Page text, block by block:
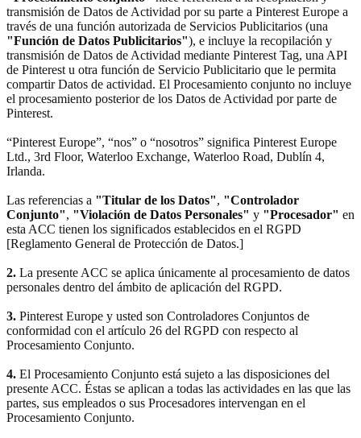
transmisión de Datos de Actividad por su parte a Pinterest Europe a
través de una función autorizada de Servicios Publicitarios (una
"Función de Datos Publicitarios"), e incluye la recopilación y
transmisión de Datos de Actividad mediante Pinterest Tag, una API
de Pinterest u otra función de Servicio Publicitario que le permita
compartir Datos de actividad. El Procesamiento conjunto no incluye
el procesamiento posterior de los Datos de Actividad por parte de
Pinterest.
“Pinterest Europe”, “nos” o “nosotros” significa Pinterest Europe
Ltd., 3rd Floor, Waterloo Exchange, Waterloo Road, Dublín 4,
Irlanda.
Las referencias a "Titular de los Datos", "Controlador
Conjunto", "Violación de Datos Personales" y "Procesador" en
esta ACC tienen los significados establecidos en el RGPD
[Reglamento General de Protección de Datos.]
2. La presente ACC se aplica únicamente al procesamiento de datos
personales dentro del ámbito de aplicación del RGPD.
3. Pinterest Europe y usted son Controladores Conjuntos de
conformidad con el artículo 26 del RGPD con respecto al
Procesamiento Conjunto.
4. El Procesamiento Conjunto está sujeto a las disposiciones del
presente ACC. Éstas se aplican a todas las actividades en las que las
partes, sus empleados o sus Procesadores intervengan en el
Procesamiento Conjunto.